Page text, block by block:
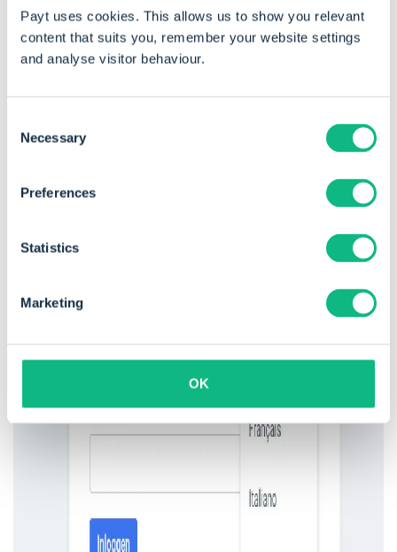
Payt uses cookies. This allows us to show you relevant
content that suits you, remember your website settings
and analyse visitor behaviour.
Selection
Necessary
Preferences
Statistics
Marketing
OK